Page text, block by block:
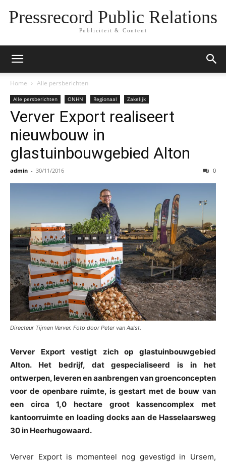
Pressrecord Public Relations
Publiciteit & Content
Home Alle persberichten
Alle persberichten ONHN Regionaal Zakelijk
Verver Export realiseert
nieuwbouw in
glastuinbouwgebied Alton
admin - 30/11/2016 0
Directeur Tijmen Verver. Foto door Peter van Aalst.
Verver Export vestigt zich op glastuinbouwgebied
Alton. Het bedrijf, dat gespecialiseerd is in het
ontwerpen, leveren en aanbrengen van groenconcepten
voor de openbare ruimte, is gestart met de bouw van
een circa 1,0 hectare groot kassencomplex met
kantoorruimte en loading docks aan de Hasselaarsweg
30 in Heerhugowaard.
Verver Export is momenteel nog gevestigd in Ursem,